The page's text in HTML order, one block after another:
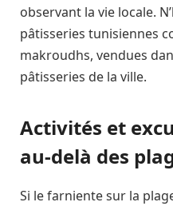
observant la vie locale.
pâtisseries tunisiennes
makroudhs, vendues
pâtisseries de la ville.
Activités et
au-delà des
Si le farniente sur la